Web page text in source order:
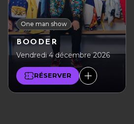
One man show
BOODER
Vendredi 4 décembre 2026
RÉSERVER